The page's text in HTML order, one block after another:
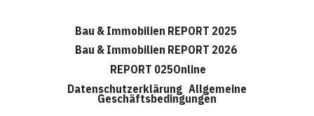
Bau & Immobilien REPORT 2025
Bau & Immobilien REPORT 2026
REPORT 025Online
Datenschutzerklärung Allgemeine
Geschäftsbedingungen